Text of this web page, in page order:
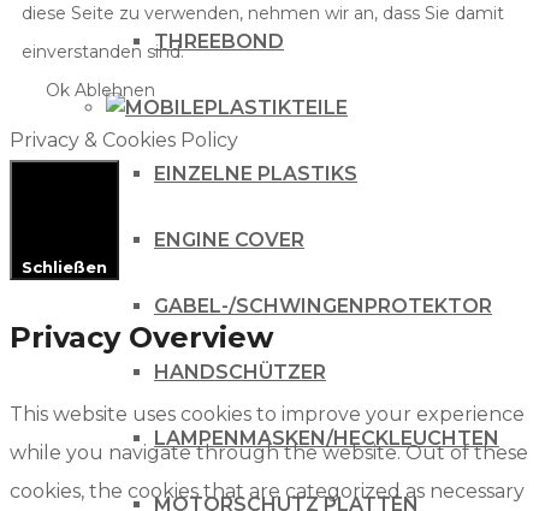
THREEBOND
PLASTIKTEILE
EINZELNE PLASTIKS
ENGINE COVER
GABEL-/SCHWINGENPROTEKTOR
HANDSCHÜTZER
LAMPENMASKEN/HECKLEUCHTEN
MOTORSCHUTZ PLATTEN
diese Seite zu verwenden, nehmen wir an, dass Sie damit
einverstanden sind.
Ok Ablehnen
Privacy & Cookies Policy
Schließen
Privacy Overview
This website uses cookies to improve your experience
while you navigate through the website. Out of these
cookies, the cookies that are categorized as necessary